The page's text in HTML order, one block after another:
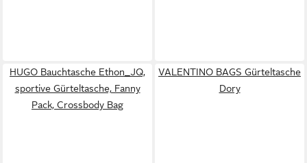
HUGO Bauchtasche Ethon_JQ,
sportive Gürteltasche, Fanny
Pack, Crossbody Bag
VALENTINO BAGS Gürteltasche
Dory